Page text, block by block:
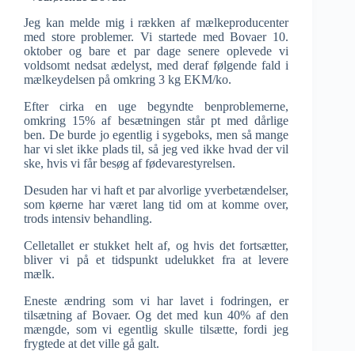
Jeg kan melde mig i rækken af mælkeproducenter
med store problemer. Vi startede med Bovaer 10.
oktober og bare et par dage senere oplevede vi
voldsomt nedsat ædelyst, med deraf følgende fald i
mælkeydelsen på omkring 3 kg EKM/ko.
Efter cirka en uge begyndte benproblemerne,
omkring 15% af besætningen står pt med dårlige
ben. De burde jo egentlig i sygeboks, men så mange
har vi slet ikke plads til, så jeg ved ikke hvad der vil
ske, hvis vi får besøg af fødevarestyrelsen.
Desuden har vi haft et par alvorlige yverbetændelser,
som køerne har været lang tid om at komme over,
trods intensiv behandling.
Celletallet er stukket helt af, og hvis det fortsætter,
bliver vi på et tidspunkt udelukket fra at levere
mælk.
Eneste ændring som vi har lavet i fodringen, er
tilsætning af Bovaer. Og det med kun 40% af den
mængde, som vi egentlig skulle tilsætte, fordi jeg
frygtede at det ville gå galt.